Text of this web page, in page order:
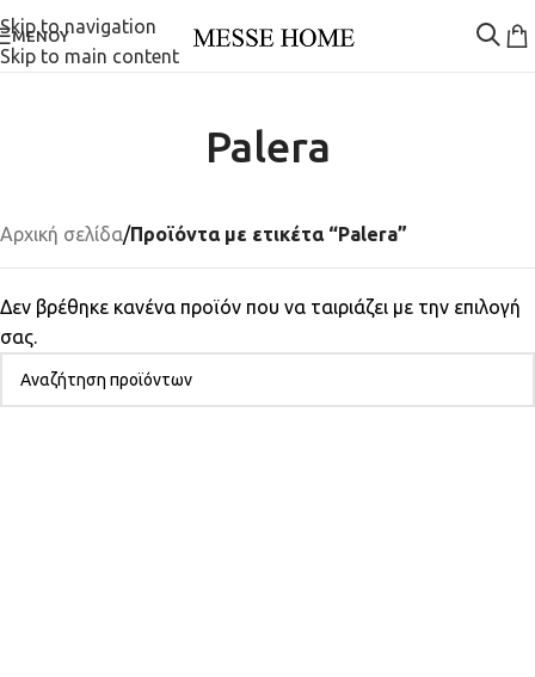
Skip to navigation
Skip to main content
ΜΕΝΟΎ
Palera
Αρχική σελίδα/Προϊόντα με ετικέτα “Palera”
Δεν βρέθηκε κανένα προϊόν που να ταιριάζει με την επιλογή
σας.